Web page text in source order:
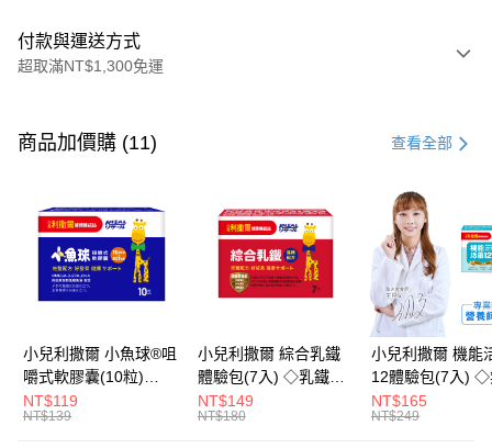
付款與運送方式
超取滿NT$1,300免運
信用卡一次付款
LINE Pay
Apple Pay
街口支付
悠遊付
Google Pay
全盈+PAY
商品加價購 (11) 查看全部
小兒利撒爾 小魚球®咀
嚼式軟膠囊(10粒)
◇OMEGA-
3(EPA+DHA)+rTG型魚
NT$119
NT$139
小兒利撒爾 綜合乳鐵
體驗包(7入) ◇乳鐵蛋
白+藻精蛋白+DHA藻
油+專利大豆卵磷脂 成
NT$149
NT$180
小兒利撒爾 機能
12體驗包(7入) ◇
糖添加◇
NT$165
NT$249